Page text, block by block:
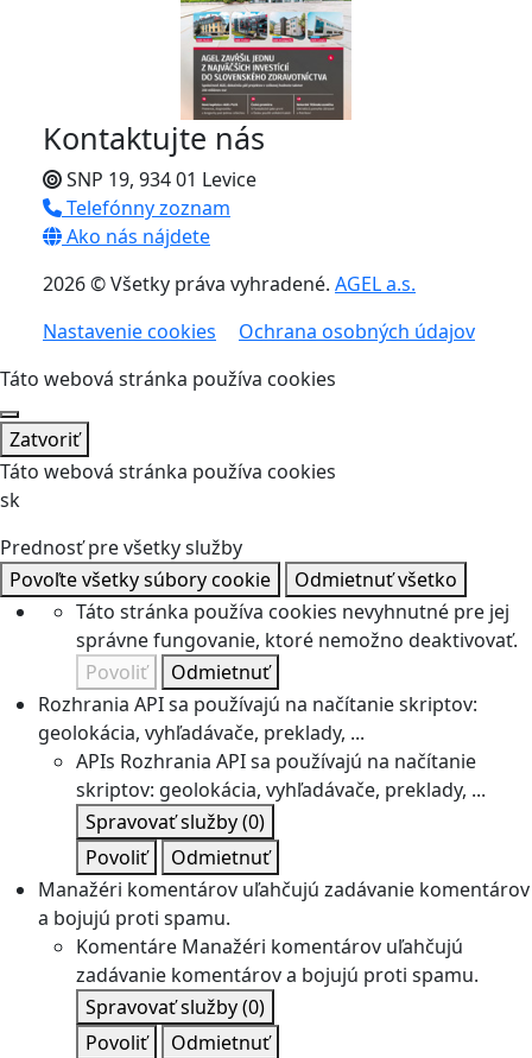
Kontaktujte nás
SNP 19, 934 01 Levice
Telefónny zoznam
Ako nás nájdete
2026 © Všetky práva vyhradené. AGEL a.s.
Nastavenie cookies
Ochrana osobných údajov
Táto webová stránka používa cookies
Zatvoriť
Táto webová stránka používa cookies
sk
Prednosť pre všetky služby
Povoľte všetky súbory cookie
Odmietnuť všetko
Táto stránka používa cookies nevyhnutné pre jej
správne fungovanie, ktoré nemožno deaktivovať.
Povoliť
Odmietnuť
Rozhrania API sa používajú na načítanie skriptov:
geolokácia, vyhľadávače, preklady, ...
APIs Rozhrania API sa používajú na načítanie
skriptov: geolokácia, vyhľadávače, preklady, ...
Spravovať služby(0)
Povoliť
Odmietnuť
Manažéri komentárov uľahčujú zadávanie komentárov
a bojujú proti spamu.
Komentáre Manažéri komentárov uľahčujú
zadávanie komentárov a bojujú proti spamu.
Spravovať služby(0)
Povoliť
Odmietnuť